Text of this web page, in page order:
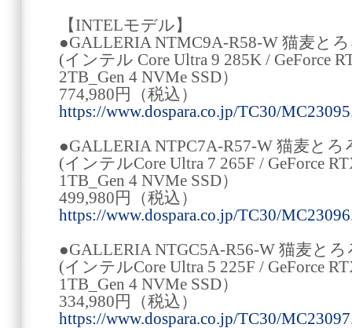
【INTELモデル】
●GALLERIA NTMC9A-R58-W 猫麦と
(インテル Core Ultra 9 285K / GeForce
2TB_Gen 4 NVMe SSD）
774,980円（税込）
https://www.dospara.co.jp/TC30/
●GALLERIA NTPC7A-R57-W 猫麦と
(インテルCore Ultra 7 265F / GeForce
1TB_Gen 4 NVMe SSD）
499,980円（税込）
https://www.dospara.co.jp/TC30/
●GALLERIA NTGC5A-R56-W 猫麦と
(インテルCore Ultra 5 225F / GeForce
1TB_Gen 4 NVMe SSD）
334,980円（税込）
https://www.dospara.co.jp/TC30/